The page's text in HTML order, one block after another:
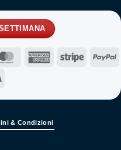
MasterCardAmericanStripe
& Condizioni